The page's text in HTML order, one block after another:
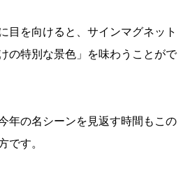
目を向けると、サインマグネット
の特別な景色」を味わうことがで
年の名シーンを見返す時間もこの
です。